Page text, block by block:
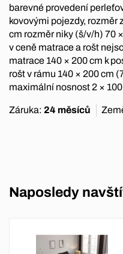
barevné provedení
kovovými pojezdy, rozměr
cm rozměr niky (š/v/h) 70
v ceně matrace a rošt
matrace 140 × 200 cm k
rošt v rámu 140 × 200 cm
maximální nosnost 2 ×
Záruka: 24 měsíců
Naposledy